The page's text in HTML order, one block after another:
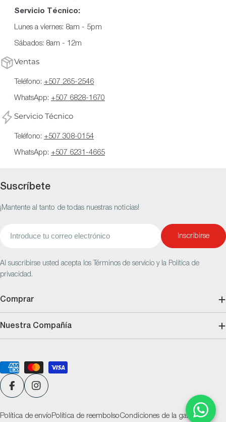
Servicio Técnico:
Lunes a viernes: 8am - 5pm
Sábados: 8am - 12m
Ventas
Teléfono: +507 265-2546
WhatsApp: +507 6828-1670
Servicio Técnico
Teléfono: +507 308-0154
WhatsApp: +507 6231-4665
Suscríbete
¡Mantente al tanto de todas nuestras noticias!
Inscribirse
Al suscribirse usted acepta los Términos de servicio y la Política de
privacidad.
Comprar
Nuestra Compañía
Métodos
de
pagoFacebookInstagram
Política de envío Política de reembolsoCondiciones de la garantía